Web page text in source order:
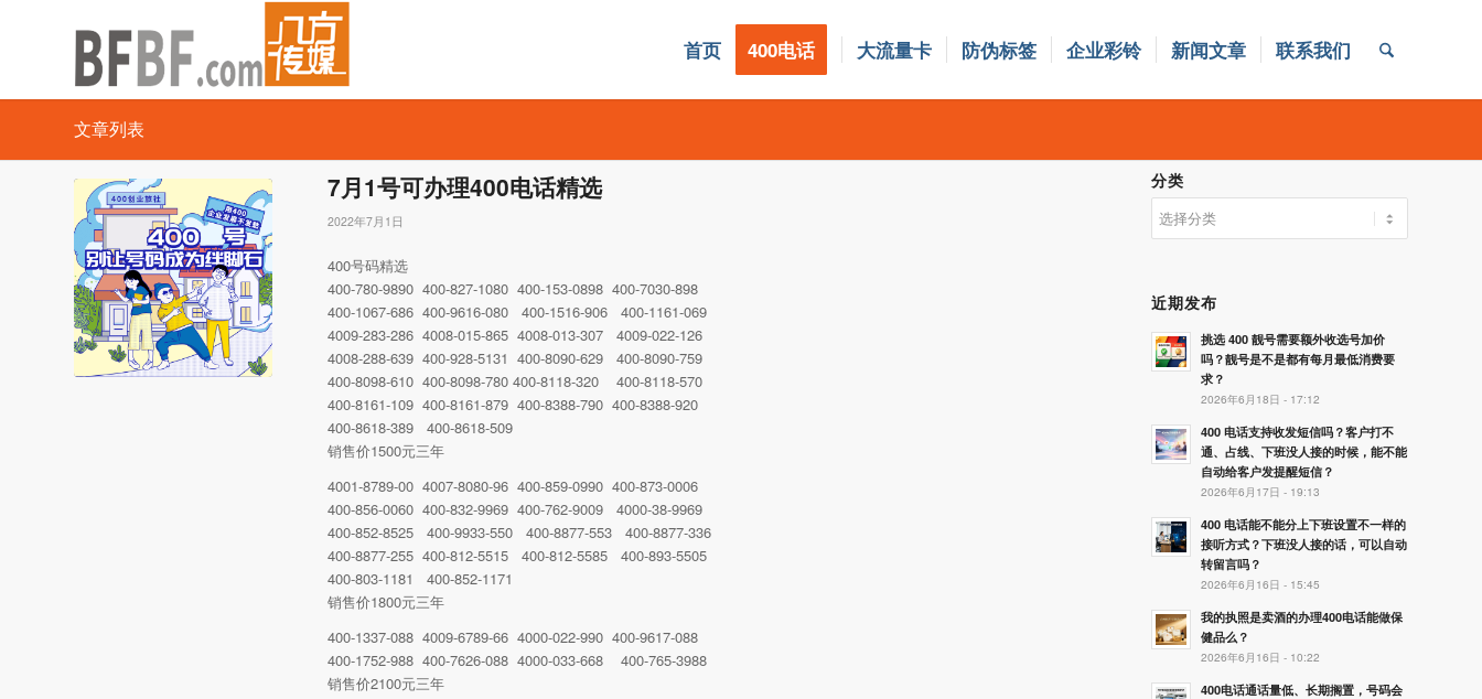
首页 400电话 大流量卡 防伪标签 企业彩铃 新闻文章 联系我们
文章列表
7月1号可办理400电话精选
2022年7月1日
400号码精选
400-780-9890 400-827-1080 400-153-0898 400-7030-898
400-1067-686 400-9616-080 400-1516-906 400-1161-069
4009-283-286 4008-015-865 4008-013-307 4009-022-126
4008-288-639 400-928-5131 400-8090-629 400-8090-759
400-8098-610 400-8098-780 400-8118-320 400-8118-570
400-8161-109 400-8161-879 400-8388-790 400-8388-920
400-8618-389 400-8618-509
销售价1500元三年
4001-8789-00 4007-8080-96 400-859-0990 400-873-0006
400-856-0060 400-832-9969 400-762-9009 4000-38-9969
400-852-8525 400-9933-550 400-8877-553 400-8877-336
400-8877-255 400-812-5515 400-812-5585 400-893-5505
400-803-1181 400-852-1171
销售价1800元三年
400-1337-088 4009-6789-66 4000-022-990 400-9617-088
400-1752-988 400-7626-088 4000-033-668 400-765-3988
销售价2100元三年
分类
类
近期发布
挑选 400 靓号需要额外收选号加价
吗？靓号是不是都有每月最低消费要
求？
2026年6月18日 - 17:12
400 电话支持收发短信吗？客户打不
通、占线、下班没人接的时候，能不能
自动给客户发提醒短信？
2026年6月17日 - 19:13
400 电话能不能分上下班设置不一样的
接听方式？下班没人接的话，可以自动
转留言吗？
2026年6月16日 - 15:45
我的执照是卖酒的办理400电话能做保
健品么？
2026年6月16日 - 10:22
400电话通话量低、长期搁置，号码会